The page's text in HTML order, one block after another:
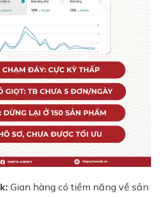
Gian hàng có tiềm năng về sản